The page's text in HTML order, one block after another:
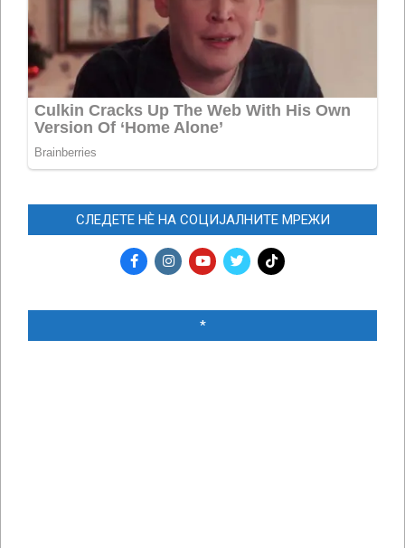
СЛЕДЕТЕ НЀ НА СОЦИЈАЛНИТЕ МРЕЖИ
*